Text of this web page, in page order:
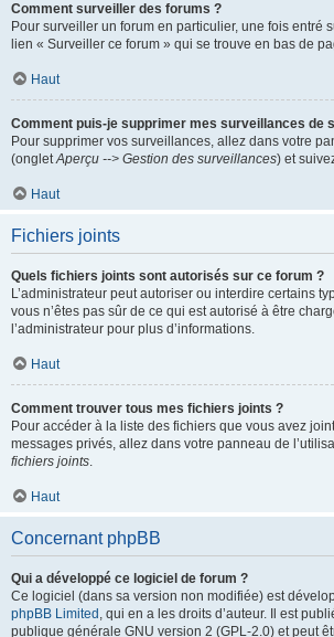
Comment surveiller des forums ?
Pour surveiller un forum en particulier, une fois entré
lien « Surveiller ce forum » qui se trouve en bas de
Haut
Comment puis-je supprimer mes surveillances de
Pour supprimer vos surveillances, allez dans votre
(ongletAperçu --> Gestion des surveillances) et
Haut
Fichiers joints
Quels fichiers joints sont autorisés sur ce forum ?
L’administrateur peut autoriser ou interdire certains
vous n’êtes pas sûr de ce qui est autorisé à être
l’administrateur pour plus d’informations.
Haut
Comment trouver tous mes fichiers joints ?
Pour accéder à la liste des fichiers que vous avez
messages privés, allez dans votre panneau de
fichiers joints.
Haut
Concernant phpBB
Qui a développé ce logiciel de forum ?
Ce logiciel (dans sa version non modifiée) est
phpBB Limited , qui en a les droits d’auteur. Il est
publique générale GNU version 2 (GPL-2.0) et peut